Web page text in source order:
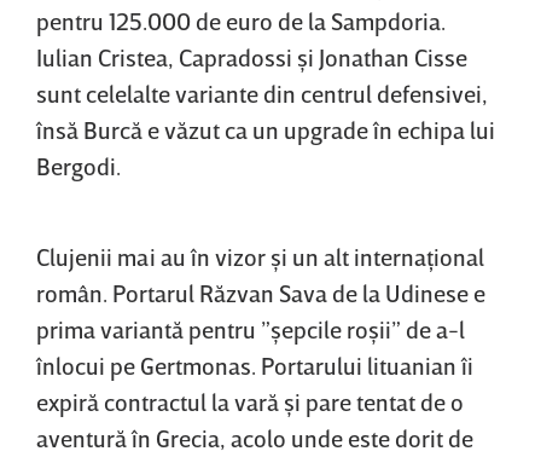
pentru 125.000 de euro de la Sampdoria.
Iulian Cristea, Capradossi şi Jonathan Cisse
sunt celelalte variante din centrul defensivei,
însă Burcă e văzut ca un upgrade în echipa lui
Bergodi.
Clujenii mai au în vizor şi un alt internaţional
român. Portarul Răzvan Sava de la Udinese e
prima variantă pentru ”şepcile roşii” de a-l
înlocui pe Gertmonas. Portarului lituanian îi
expiră contractul la vară şi pare tentat de o
aventură în Grecia, acolo unde este dorit de